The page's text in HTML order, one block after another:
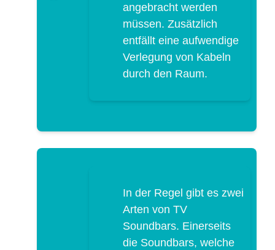
angebracht werden
müssen. Zusätzlich
entfällt eine aufwendige
Verlegung von Kabeln
durch den Raum.
In der Regel gibt es zwei
Arten von TV
Soundbars. Einerseits
die Soundbars, welche